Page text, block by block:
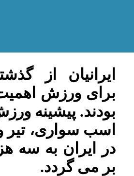
ایرانیان از
برای ورزش
بودند. پیشینه
اسب سواری، تیر
در ایران به سه
بر می گردد.